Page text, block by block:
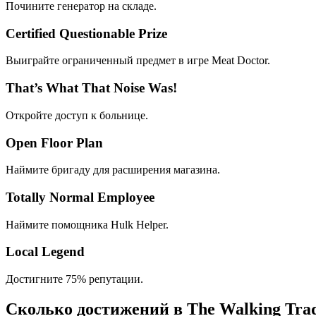
Почините генератор на складе.
Certified Questionable Prize
Выиграйте ограниченный предмет в игре Meat Doctor.
That’s What That Noise Was!
Откройте доступ к больнице.
Open Floor Plan
Наймите бригаду для расширения магазина.
Totally Normal Employee
Наймите помощника Hulk Helper.
Local Legend
Достигните 75% репутации.
Сколько достижений в The Walking